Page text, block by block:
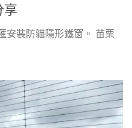
享
安裝防貓隱形鐵窗。 苗栗